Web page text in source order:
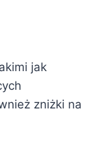
jak
zniżki na